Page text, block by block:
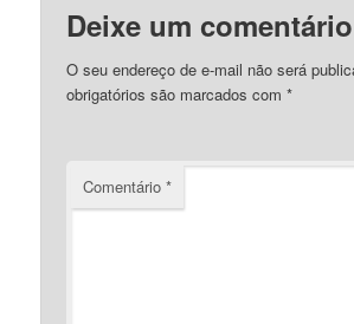
Deixe um comentário
O seu endereço de e-mail não será
obrigatórios são marcados com*
Comentário*